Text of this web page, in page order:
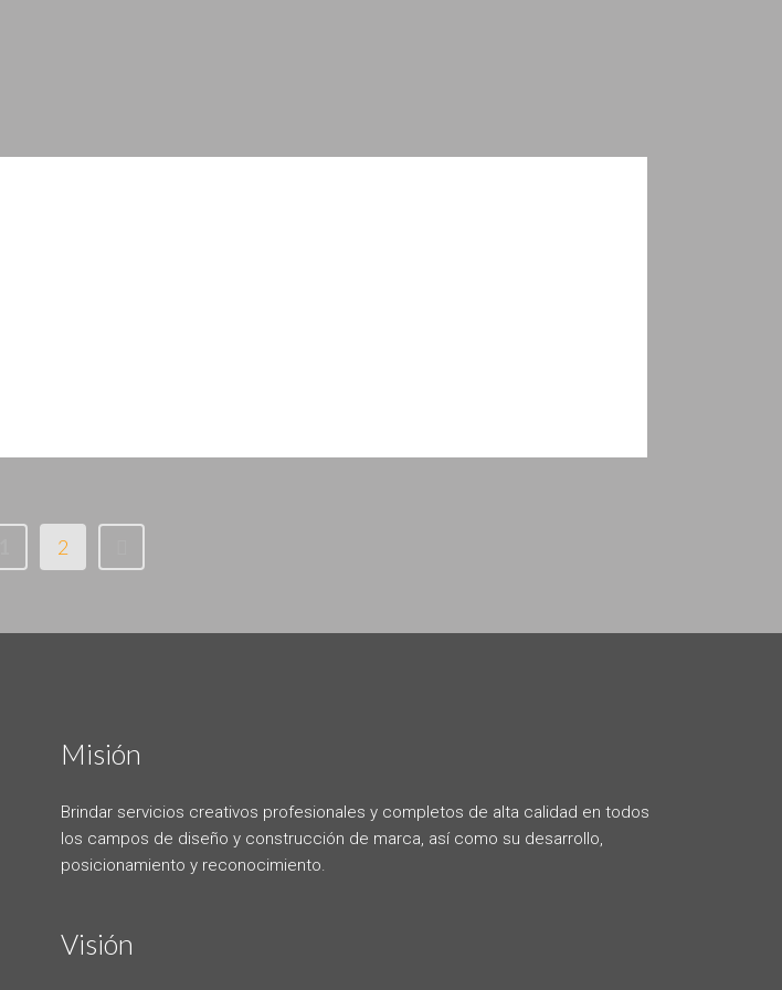
2
Misión
Brindar servicios creativos profesionales y completos de alta calidad en todos
los campos de diseño y construcción de marca, así como su desarrollo,
posicionamiento y reconocimiento.
Visión